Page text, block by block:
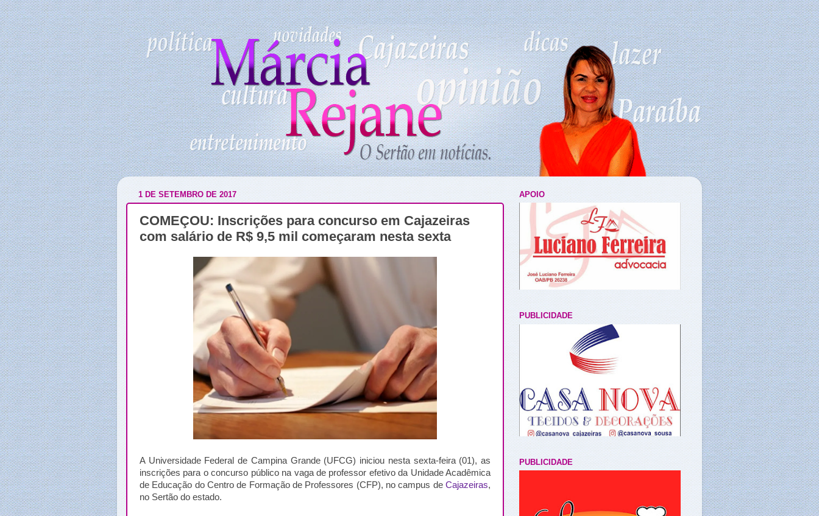
1 DE SETEMBRO DE 2017
COMEÇOU: Inscrições para concurso em Cajazeiras
com salário de R$ 9,5 mil começaram nesta sexta
A Universidade Federal de Campina Grande (UFCG) iniciou nesta sexta-feira (01), as
inscrições para o concurso público na vaga de professor efetivo da Unidade Acadêmica
de Educação do Centro de Formação de Professores (CFP), no campus de Cajazeiras,
no Sertão do estado.
APOIO
PUBLICIDADE
PUBLICIDADE